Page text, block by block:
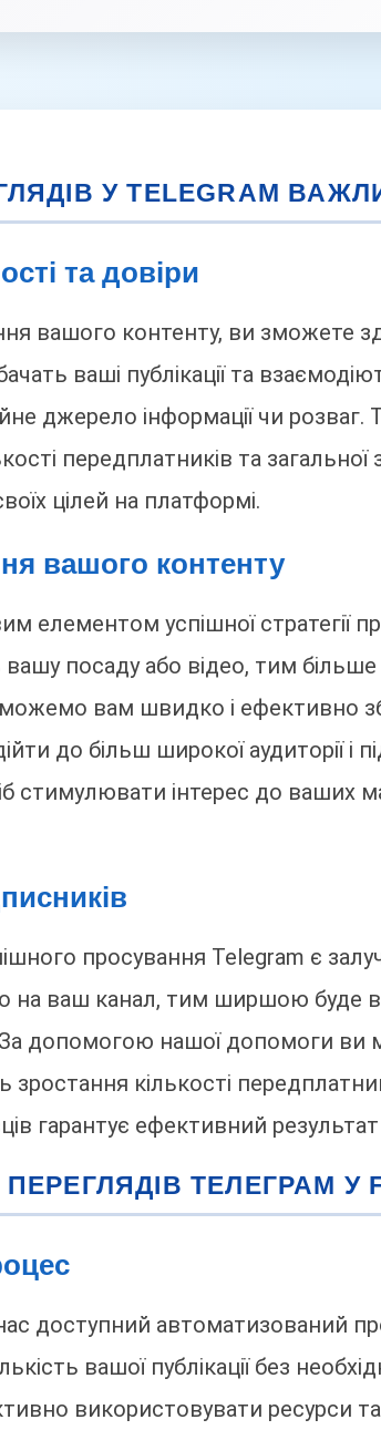
У TELEGRAM
та довіри
вашого контенту, ви зможете
ваші публікації та
джерело інформації чи
передплатників та
цілей на платформі.
вашого контенту
елементом успішної стратегії
посаду або відео, тим більше
вам швидко і ефективно
до більш широкої аудиторії і
стимулювати інтерес до ваших
просування Telegram є
на ваш канал, тим ширшою буде
допомогою нашої допомоги ви
кількості
гарантує ефективний
ТЕЛЕГРАМ У
доступний автоматизований
вашої публікації без
використовувати ресурси